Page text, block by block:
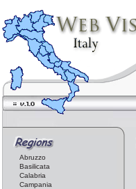
Abruzzo
Basilicata
Calabria
Campania